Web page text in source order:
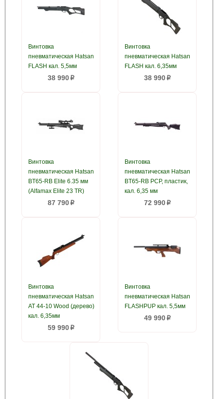
Винтовка
пневматическая Hatsan
FLASH кал. 5,5мм
38 990p
Винтовка
пневматическая Hatsan
FLASH кал. 6,35мм
38 990p
Винтовка
пневматическая Hatsan
BT65-RB Elite 6.35 мм
(Alfamax Elite 23 TR)
87 790p
Винтовка
пневматическая Hatsan
BT65-RB PCP, пластик,
кал. 6,35 мм
72 990p
Винтовка
пневматическая Hatsan
AT 44-10 Wood (дерево)
кал. 6,35мм
59 990p
Винтовка
пневматическая Hatsan
FLASHPUP кал. 5,5мм
49 990p